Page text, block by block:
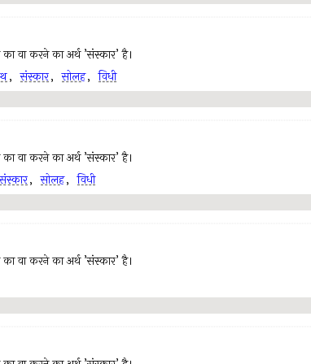
वा करने का अर्थ ’संस्कार’ है।
, संस्कार, सोलह, विधी
वा करने का अर्थ ’संस्कार’ है।
संस्कार, सोलह, विधी
वा करने का अर्थ ’संस्कार’ है।